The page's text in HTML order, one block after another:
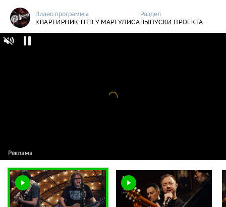
Видео программы
КВАРТИРНИК НТВ У МАРГУЛИСА
Раздел
ВЫПУСКИ ПРОЕКТА
Видео